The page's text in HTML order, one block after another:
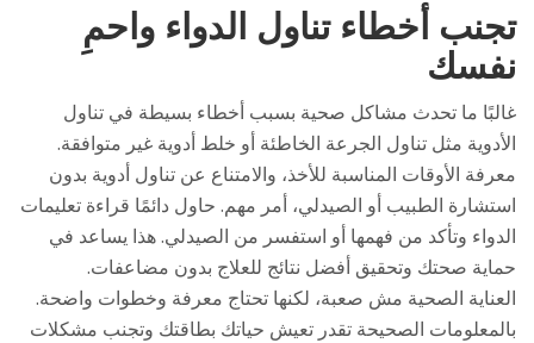
تجنب أخطاء تناول الدواء واحمِ
نفسك
غالبًا ما تحدث مشاكل صحية بسبب أخطاء بسيطة في تناول
الأدوية مثل تناول الجرعة الخاطئة أو خلط أدوية غير متوافقة.
معرفة الأوقات المناسبة للأخذ، والامتناع عن تناول أدوية بدون
استشارة الطبيب أو الصيدلي، أمر مهم. حاول دائمًا قراءة تعليمات
الدواء وتأكد من فهمها أو استفسر من الصيدلي. هذا يساعد في
حماية صحتك وتحقيق أفضل نتائج للعلاج بدون مضاعفات.
العناية الصحية مش صعبة، لكنها تحتاج معرفة وخطوات واضحة.
بالمعلومات الصحيحة تقدر تعيش حياتك بطاقتك وتجنب مشكلات